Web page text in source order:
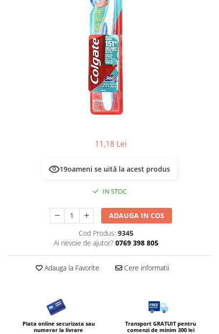
Servetele Umede & Uscate
11,18 Lei
19oameni se uită la acest produs
IN STOC
ADAUGA IN COS
Cod Produs: 9345
Ai nevoie de ajutor? 0769 398 805
Adauga la Favorite Cere informatii
Plata online securizata sau
numerar la livrare
Transport GRATUIT pentru
comenzi de minim 300 lei